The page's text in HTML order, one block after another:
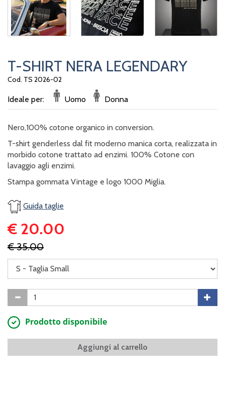
T-SHIRT NERA LEGENDARY
Cod. TS 2026-02
Ideale per: Uomo Donna
Nero,100% cotone organico in conversion.
T-shirt genderless dal fit moderno manica corta, realizzata in
morbido cotone trattato ad enzimi. 100% Cotone con
lavaggio agli enzimi.
Stampa gommata Vintage e logo 1000 Miglia.
Guida taglie
€ 20.00
€ 35.00
Prodotto disponibile
Aggiungi al carrello